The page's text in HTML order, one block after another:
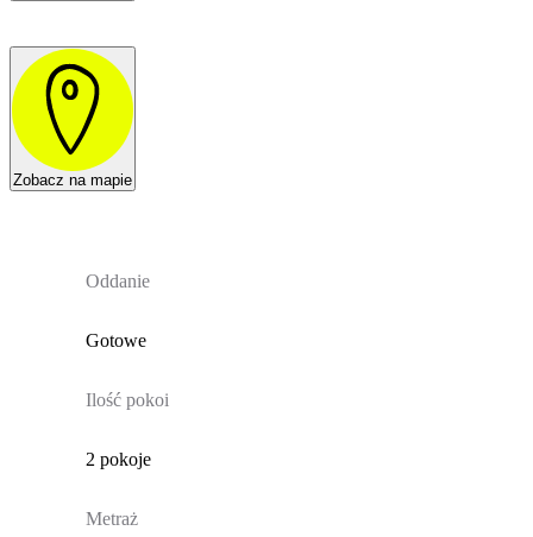
Zobacz na mapie
Oddanie
Gotowe
Ilość pokoi
2 pokoje
Metraż